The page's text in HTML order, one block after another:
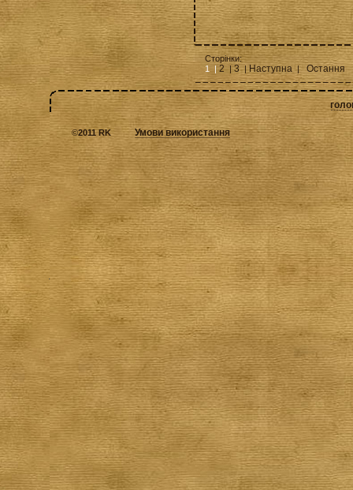
Сторінки:
1 | 2 |3| Наступна | Остання
©2011 RK Умови використання